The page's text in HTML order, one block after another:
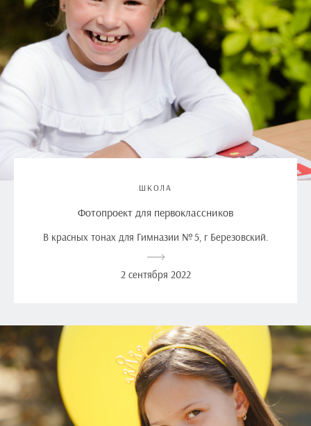
ШКОЛА
Фотопроект для первоклассников
В красных тонах для Гимназии № 5, г Березовский.
2 сентября 2022